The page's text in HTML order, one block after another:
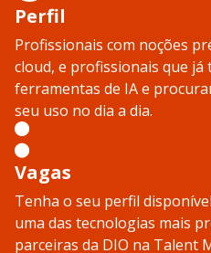
Perfil
Profissionais com noções
cloud, e profissionais que
ferramentas de IA e
seu uso no dia a dia.
Vagas
Tenha o seu perfil
uma das tecnologias mais
parceiras da DIO na Talent